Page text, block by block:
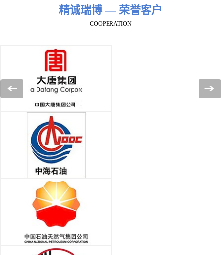
精诚瑞博 — 荣誉客户
COOPERATION